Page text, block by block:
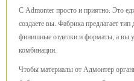
С Admonter просто и приятно. Это
создаете вы. Фабрика предлагает
финишные отделки и форматы, а вы
комбинации.
Чтобы материалы от Адмонтер